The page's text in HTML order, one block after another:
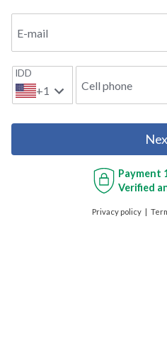
E-mail
IDD
+1 Cell phone
Payment
Verified
Privacy policy